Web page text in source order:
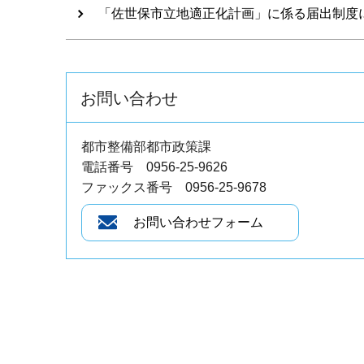
「佐世保市立地適正化計画」に係る届出制度
お問い合わせ
都市整備部都市政策課
電話番号 0956-25-9626
ファックス番号 0956-25-9678